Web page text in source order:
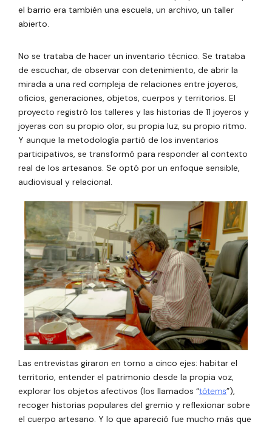
el barrio era también una escuela, un archivo, un taller
abierto.
No se trataba de hacer un inventario técnico. Se trataba
de escuchar, de observar con detenimiento, de abrir la
mirada a una red compleja de relaciones entre joyeros,
oficios, generaciones, objetos, cuerpos y territorios. El
proyecto registró los talleres y las historias de 11 joyeros y
joyeras con su propio olor, su propia luz, su propio ritmo.
Y aunque la metodología partió de los inventarios
participativos, se transformó para responder al contexto
real de los artesanos. Se optó por un enfoque sensible,
audiovisual y relacional.
Las entrevistas giraron en torno a cinco ejes: habitar el
territorio, entender el patrimonio desde la propia voz,
explorar los objetos afectivos (los llamados “tótems”),
recoger historias populares del gremio y reflexionar sobre
el cuerpo artesano. Y lo que apareció fue mucho más que